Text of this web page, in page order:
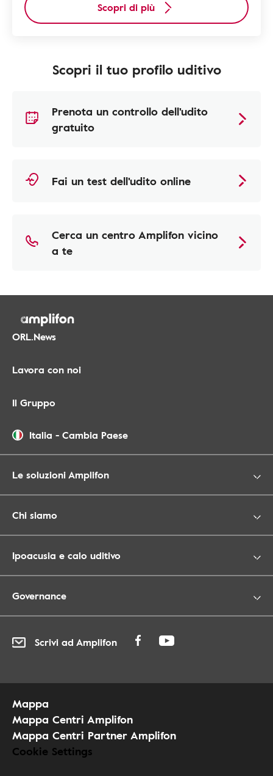
Scopri di più
Scopri il tuo profilo uditivo
Prenota un controllo dell'udito
gratuito
Fai un test dell'udito online
Cerca un centro Amplifon vicino
a te
ORL.News
Lavora con noi
Il Gruppo
Italia - Cambia Paese
Le soluzioni Amplifon
Chi siamo
Ipoacusia e calo uditivo
Governance
Scrivi ad Amplifon
Mappa
Mappa Centri Amplifon
Mappa Centri Partner Amplifon
Cookie Settings